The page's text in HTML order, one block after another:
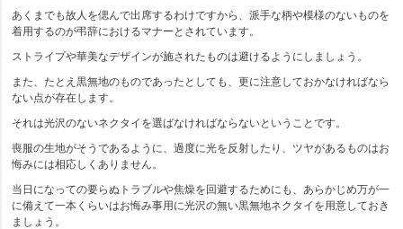
あくまでも故人を偲んで出席するわけですから、派手な柄や模様のないものを
着用するのが弔辞におけるマナーとされています。
ストライプや華美なデザインが施されたものは避けるようにしましょう。
また、たとえ黒無地のものであったとしても、更に注意しておかなければなら
ない点が存在します。
それは光沢のないネクタイを選ばなければならないということです。
喪服の生地がそうであるように、過度に光を反射したり、ツヤがあるものはお
悔みには相応しくありません。
当日になっての要らぬトラブルや焦燥を回避するためにも、あらかじめ万が一
に備えて一本くらいはお悔み事用に光沢の無い黒無地ネクタイを用意しておき
ましょう。